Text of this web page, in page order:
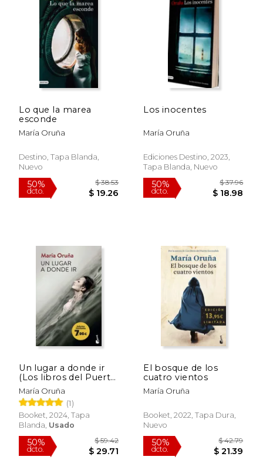
15%
dcto.
$ 24.03
$ 20.42
50%
dcto. $
Lo que la marea
esconde
María Oruña
Destino, Tapa Blanda,
Nuevo
Los inocentes
María Oruña
Ediciones Destino, 2023,
Tapa Blanda, Nuevo
Un lugar a donde ir
(Los libros del Puerto
Escondido 2)
María Oruña
(1)
Booket, 2024, Tapa
Blanda, Usado
El bosque de los
cuatro vientos
María Oruña
Booket, 2022, Tapa Dura,
Nuevo